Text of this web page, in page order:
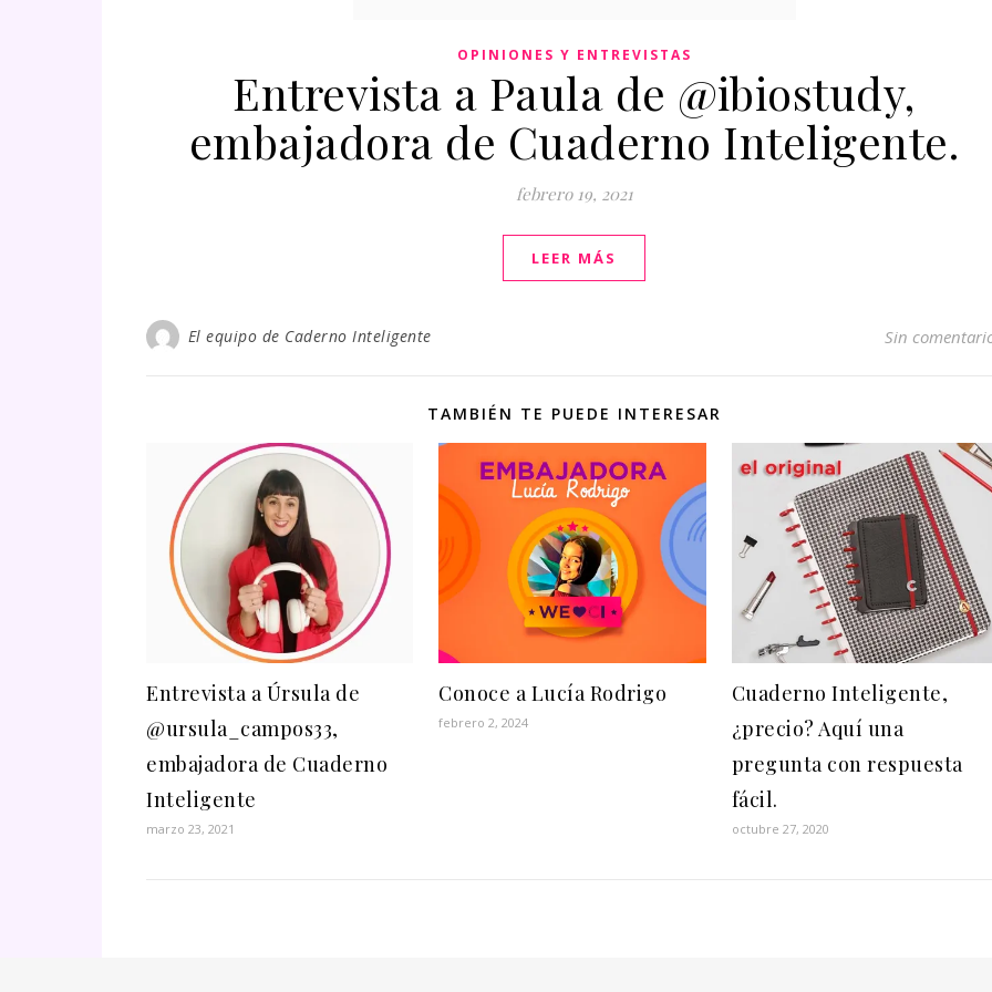
OPINIONES Y ENTREVISTAS
Entrevista a Paula de @ibiostudy,
embajadora de Cuaderno Inteligente.
febrero 19, 2021
LEER MÁS
El equipo de Caderno Inteligente Sin
TAMBIÉN TE PUEDE INTERESAR
Entrevista a Úrsula de
@ursula_campos33,
embajadora de Cuaderno
Inteligente
marzo 23, 2021
Conoce a Lucía Rodrigo
febrero 2, 2024
Cuaderno Inteligente,
¿precio? Aquí una
pregunta con respuesta
fácil.
octubre 27, 2020